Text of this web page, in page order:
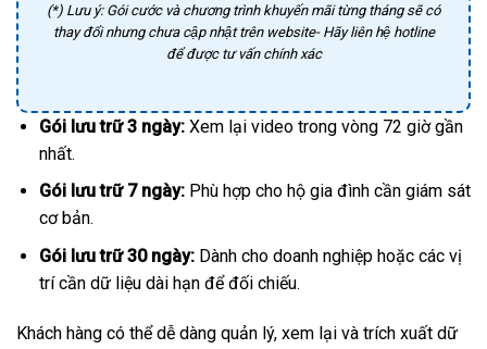
(*) Lưu ý: Gói cước và chương trình khuyến mãi từng tháng sẽ có
thay đổi nhưng chưa cập nhật trên website- Hãy liên hệ hotline
để được tư vấn chính xác
Gói lưu trữ 3 ngày:Xem lại video trong vòng 72 giờ gần
nhất.
Gói lưu trữ 7 ngày:Phù hợp cho hộ gia đình cần giám sát
cơ bản.
Gói lưu trữ 30 ngày:Dành cho doanh nghiệp hoặc các vị
trí cần dữ liệu dài hạn để đối chiếu.
Khách hàng có thể dễ dàng quản lý, xem lại và trích xuất dữ